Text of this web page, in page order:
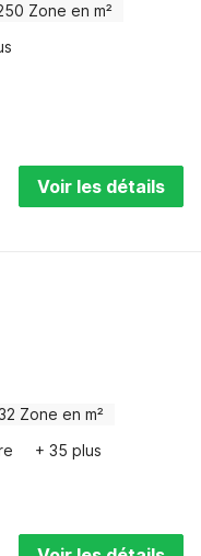
Zone en m²
Voir les détails
Zone en m²
+ 35 plus